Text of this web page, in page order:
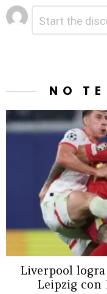
Deja
una
NO
Liverpool
Leipzig con